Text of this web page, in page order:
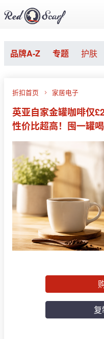
品牌A-Z 专题 护肤
折扣首页 家居电子
英亚自家金罐咖啡仅
性价比超高！囤一罐